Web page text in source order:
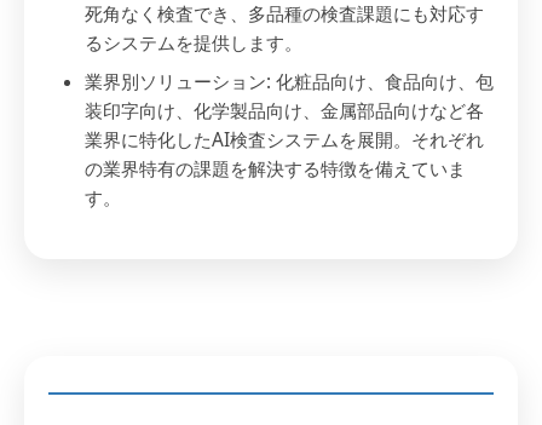
死角なく検査でき、多品種の検査課題にも対応す
るシステムを提供します。
業界別ソリューション: 化粧品向け、食品向け、包
装印字向け、化学製品向け、金属部品向けなど各
業界に特化したAI検査システムを展開。それぞれ
の業界特有の課題を解決する特徴を備えていま
す。